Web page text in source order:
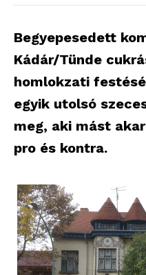
Begyepesedett
Kádár/Tünde
homlokzati
egyik utolsó
meg, aki mást
pro és kontra.